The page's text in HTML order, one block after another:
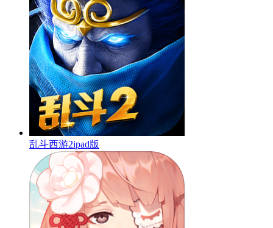
乱斗西游2ipad版